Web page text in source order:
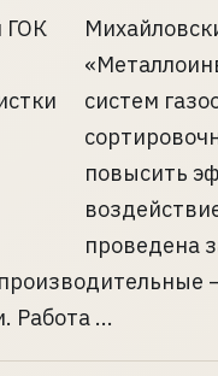
систем
повысить
проведена
Работа ...